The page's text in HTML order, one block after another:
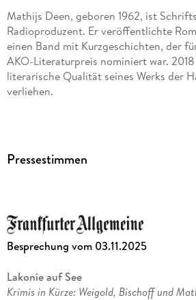
Mathijs Deen, geboren 1962, ist
Radioproduzent. Er veröffentlichte
einen Band mit Kurzgeschichten, der
AKO-Literaturpreis nominiert war.
literarische Qualität seines Werks der
verliehen.
Pressestimmen
Besprechung vom 03.11.2025
Lakonie auf See
Krimis in Kürze: Weigold, Bischoff und